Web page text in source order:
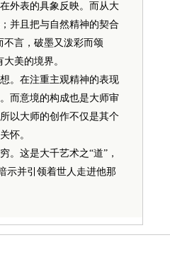
外表的具象反映。而从大
并且把与自然精神的契合
不言，破墨又泼彩而颂
美的境界。
。在注重主观精神的表现
而意境的构成也是大师审
以大师的创作不仅是其个
怀。
这是大千艺术之“道”，
示并引领着世人走进他那